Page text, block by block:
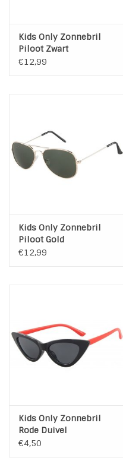
Kids Only Zonnebril
Piloot Zwart
€12,99
Kids Only Zonnebril
Piloot Gold
€12,99
Kids Only Zonnebril
Rode Duivel
€4,50